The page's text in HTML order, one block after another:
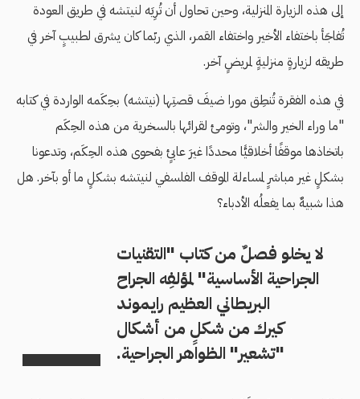
إلى هذه الزيارة المنزلية، وحين تحاول أن تُرِيَه لنيتشه في طريق العودة
تُفاجَأ باختفاء الأخير واختفاء القمر، الذي ربّما كان يشرق لطبيبٍ آخر في
طريقه لزيارةٍ منزليةٍ لمريضٍ آخر.
في هذه الفقرة تُنطِق مورا ضيفَ قصتِها (نيتشه) بحِكَمه الواردة في كتابه
"ما وراء الخير والشر"، وتومئ لقرائها بالسخرية من هذه الحِكَم
باتخاذها موقفًا أخلاقيًّا محددًا غيرَ عابئٍ بفحوى هذه الحِكَم، وتدعونا
بشكلٍ غير مباشرٍ لمساءلة الموقف الفلسفي لنيتشه بشكلٍ ما أو بآخر. هل
هذا شبيهٌ بما يفعلُه الأدباء؟
لا يخلو فصلٌ من كتاب "التقنيات
الجراحية الأساسية" لمؤلفِه الجراح
البريطاني العظيم رايموند
كيرك من شكلٍ من أشكال
"تشعير" الظواهر الجراحية.